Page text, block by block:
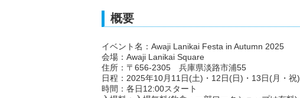
概要
イベント名：Awaji Lanikai Festa in Autumn 2025
会場：Awaji Lanikai Square
住所：〒656-2305 兵庫県淡路市浦55
日程：2025年10月11日(土)・12日(日)・13日(月・祝)
時間：各日12:00スタート